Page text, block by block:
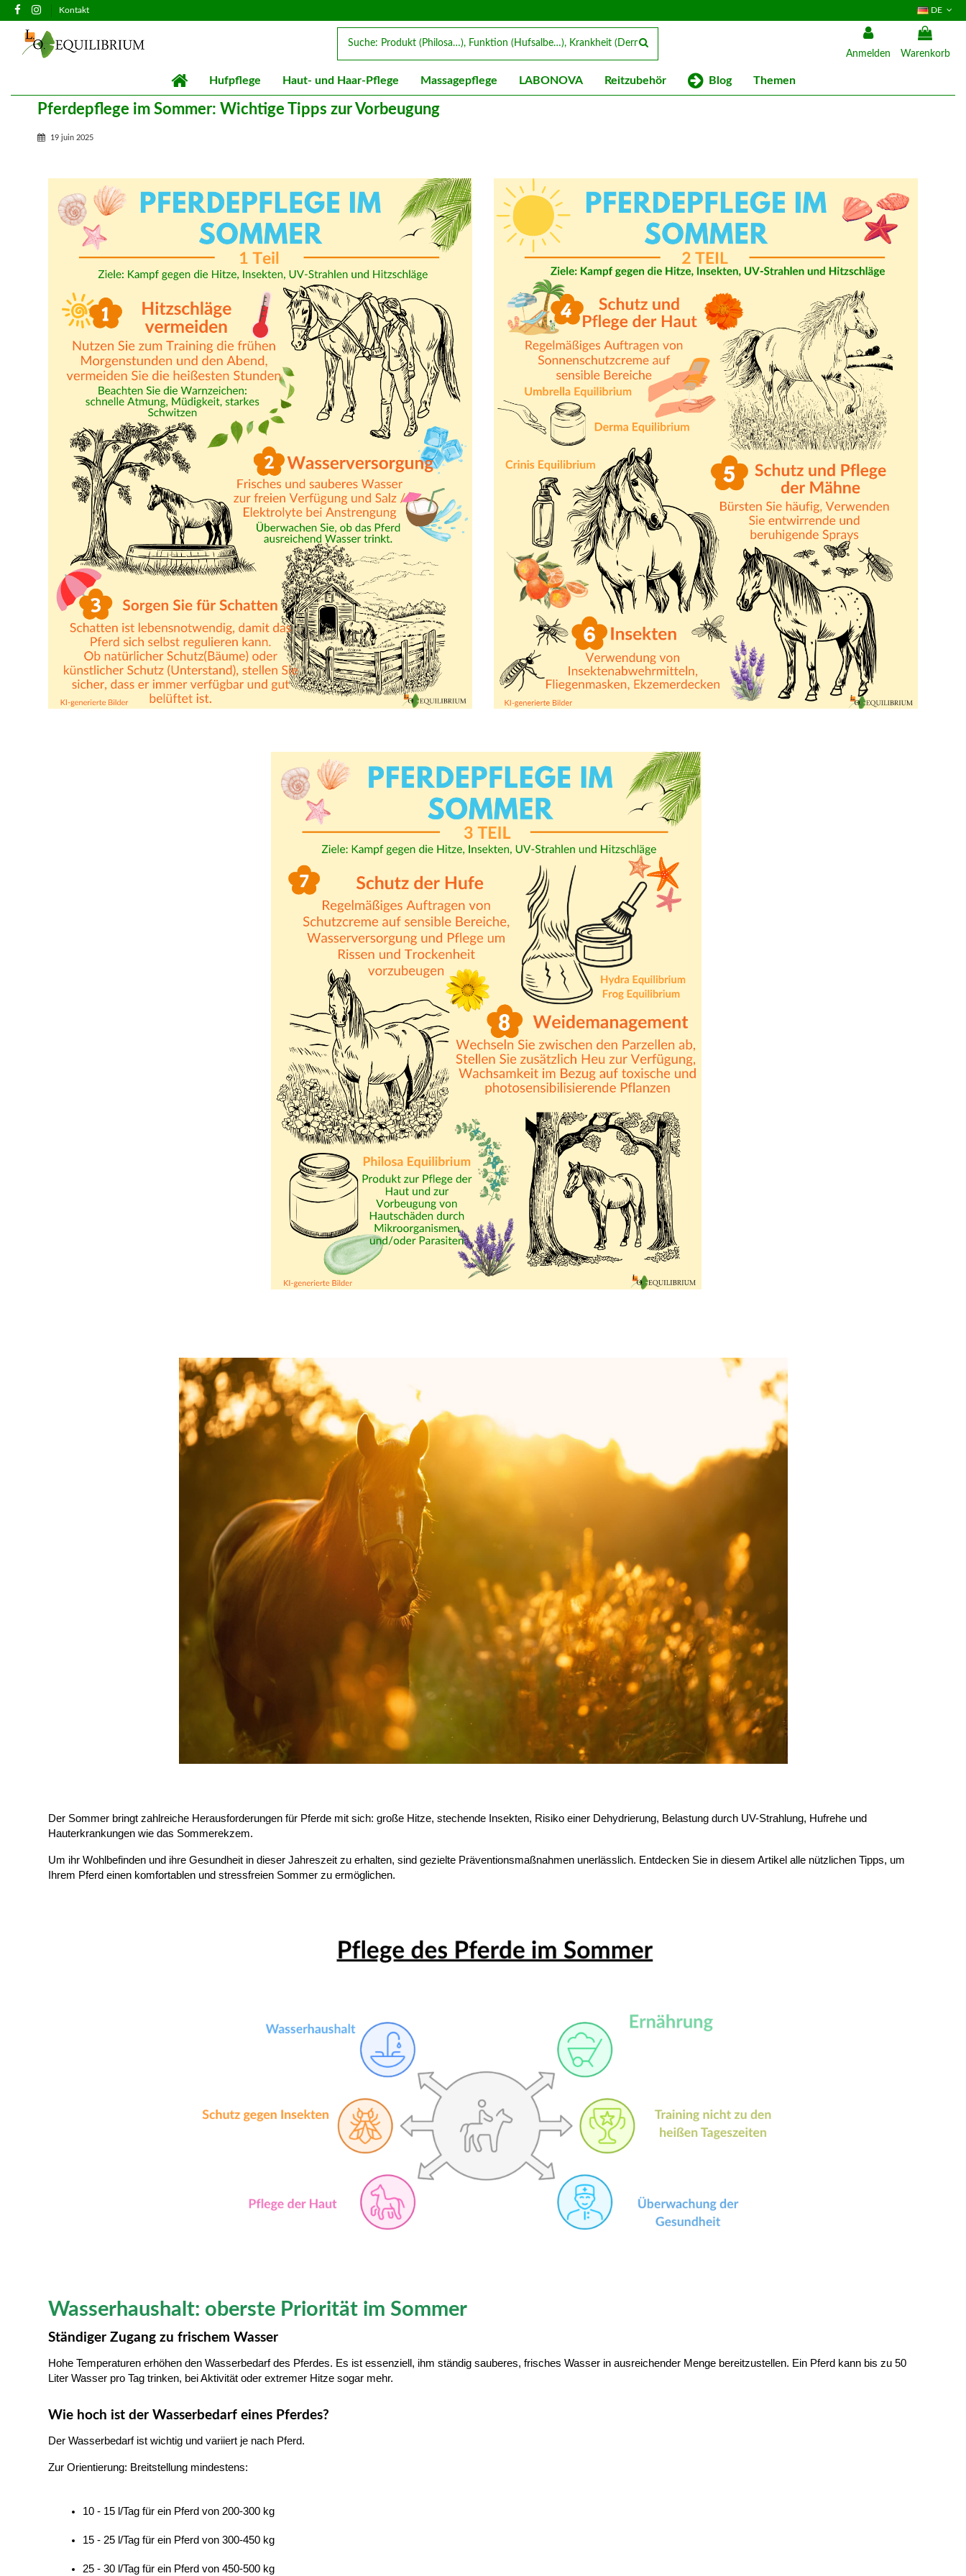
Kontakt DE
Anmelden Warenkorb
Hufpflege Haut- und Haar-Pflege Massagepflege LABONOVA Reitzubehör Blog Themen
Pferdepflege im Sommer: Wichtige Tipps zur Vorbeugung
19 juin 2025
Der Sommer bringt zahlreiche Herausforderungen für Pferde mit sich: große Hitze, stechende Insekten, Risiko einer Dehydrierung, Belastung durch UV-Strahlung, Hufrehe und
Hauterkrankungen wie das Sommerekzem.
Um ihr Wohlbefinden und ihre Gesundheit in dieser Jahreszeit zu erhalten, sind gezielte Präventionsmaßnahmen unerlässlich. Entdecken Sie in diesem Artikel alle nützlichen Tipps, um
Ihrem Pferd einen komfortablen und stressfreien Sommer zu ermöglichen.
Wasserhaushalt: oberste Priorität im Sommer
Ständiger Zugang zu frischem Wasser
Hohe Temperaturen erhöhen den Wasserbedarf des Pferdes. Es ist essenziell, ihm ständig sauberes, frisches Wasser in ausreichender Menge bereitzustellen. Ein Pferd kann bis zu 50
Liter Wasser pro Tag trinken, bei Aktivität oder extremer Hitze sogar mehr.
Wie hoch ist der Wasserbedarf eines Pferdes?
Der Wasserbedarf ist wichtig und variiert je nach Pferd.
Zur Orientierung: Breitstellung mindestens:
10 - 15 l/Tag für ein Pferd von 200-300 kg
15 - 25 l/Tag für ein Pferd von 300-450 kg
25 - 30 l/Tag für ein Pferd von 450-500 kg